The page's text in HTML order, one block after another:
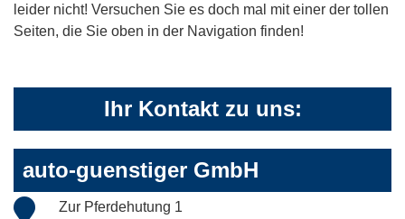
leider nicht! Versuchen Sie es doch mal mit einer der tollen
Seiten, die Sie oben in der Navigation finden!
Ihr Kontakt zu uns:
auto-guenstiger GmbH
Zur Pferdehutung 1